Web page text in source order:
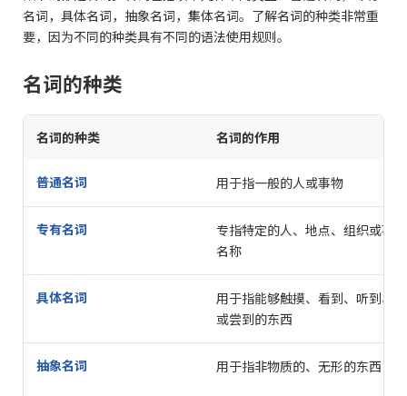
名词，具体名词，抽象名词，集体名词。了解名词的种类非常重
要，因为不同的种类具有不同的语法使用规则。
名词的种类
名词的种类 名词的作用
普通名词 用于指一般的人或事物
专有名词
专指特定的人、地点、组织或事
名称
具体名词
用于指能够触摸、看到、听到、
或尝到的东西
抽象名词 用于指非物质的、无形的东西